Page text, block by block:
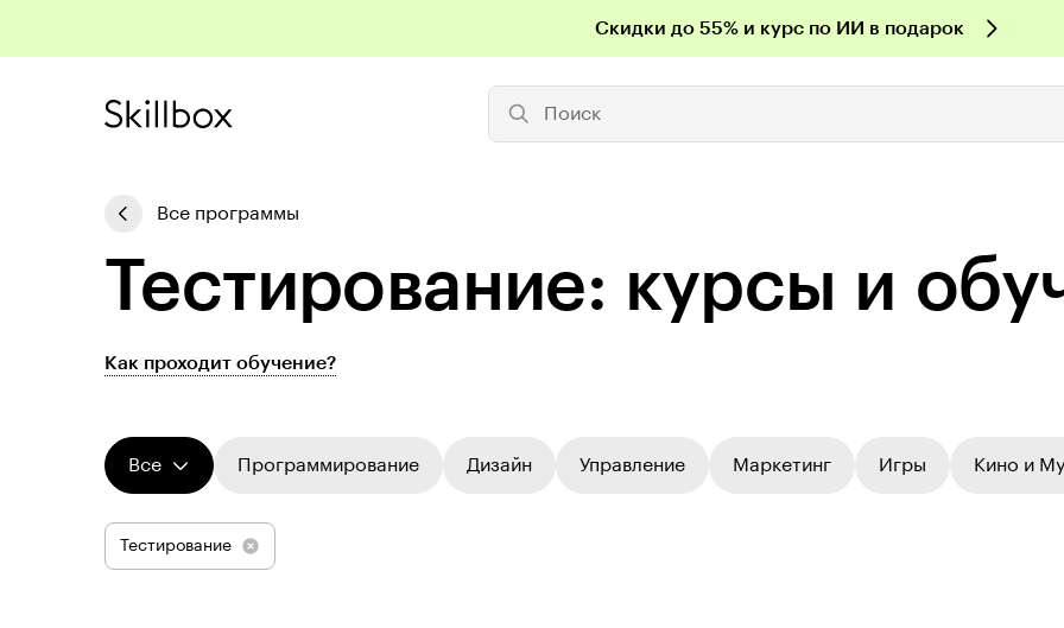
Скидки до 55% и курс по ИИ в подарок
Поиск
Все программы
Те­сти­ро­ва­ние: курсы и
Как проходит обучение?
Все Программирование Дизайн Управление Маркетинг Игры Кино и
Тестирование